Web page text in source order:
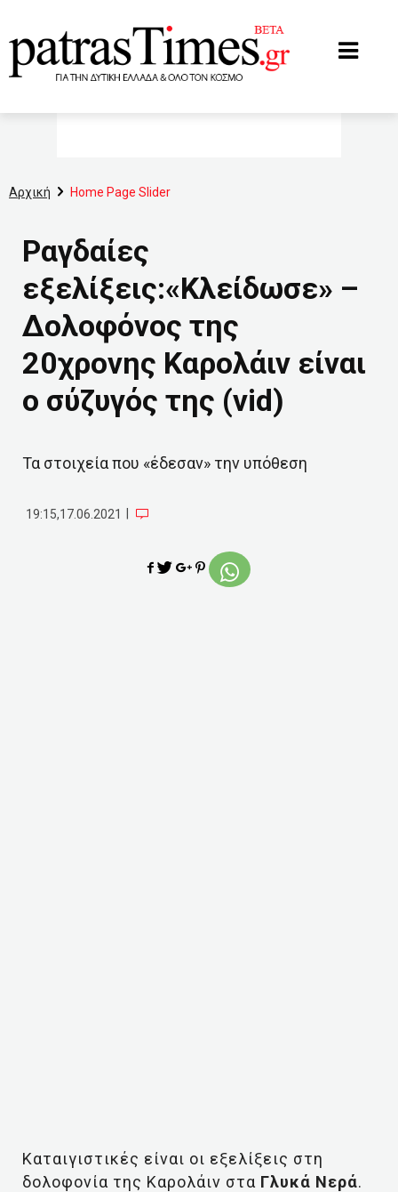
Αρχική Home Page Slider
Ραγδαίες
εξελίξεις:«Κλείδωσε» –
Δολοφόνος της
20χρονης Καρολάιν είναι
ο σύζυγός της (vid)
Τα στοιχεία που «έδεσαν» την υπόθεση
19:15,17.06.2021
Καταιγιστικές είναι οι εξελίξεις στη
δολοφονία της Καρολάιν στα Γλυκά Νερά.